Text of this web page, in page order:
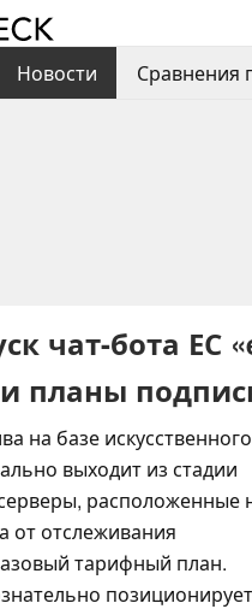
Новости Сравнения
чат-бота ЕС
планы
на базе искусственного
выходит из стадии
расположенные
от отслеживания
тарифный план.
позиционирует